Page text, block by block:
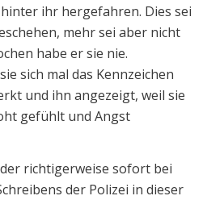
ihr hergefahren. Dies sei
mehr sei aber nicht
habe er sie nie.
sich mal das Kennzeichen
und ihn angezeigt, weil sie
gefühlt und Angst
richtigerweise sofort bei
der Polizei in dieser